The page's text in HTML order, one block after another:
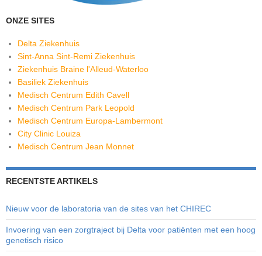
ONZE SITES
Delta Ziekenhuis
Sint-Anna Sint-Remi Ziekenhuis
Ziekenhuis Braine l'Alleud-Waterloo
Basiliek Ziekenhuis
Medisch Centrum Edith Cavell
Medisch Centrum Park Leopold
Medisch Centrum Europa-Lambermont
City Clinic Louiza
Medisch Centrum Jean Monnet
RECENTSTE ARTIKELS
Nieuw voor de laboratoria van de sites van het CHIREC
Invoering van een zorgtraject bij Delta voor patiënten met een hoog
genetisch risico